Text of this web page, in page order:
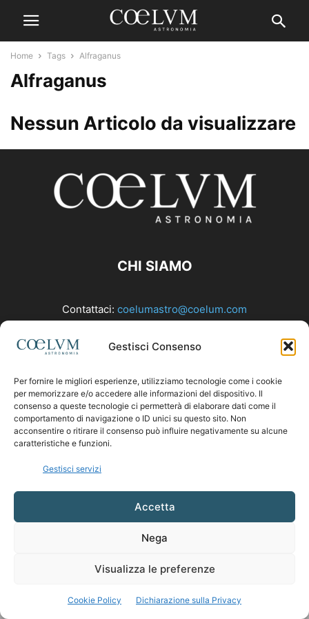
Gestisci Consenso
Per fornire le migliori esperienze, utilizziamo tecnologie come i cookie
per memorizzare e/o accedere alle informazioni del dispositivo. Il
consenso a queste tecnologie ci permetterà di elaborare dati come il
comportamento di navigazione o ID unici su questo sito. Non
acconsentire o ritirare il consenso può influire negativamente su alcune
caratteristiche e funzioni.
Gestisci servizi
Accetta
Nega
Visualizza le preferenze
Cookie Policy Dichiarazione sulla Privacy
Home Tags Alfraganus
Alfraganus
Nessun Articolo da visualizzare
CHI SIAMO
Contattaci: coelumastro@coelum.com
SEGUICI